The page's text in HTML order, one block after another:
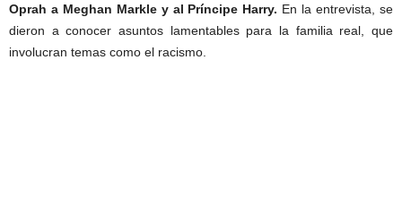
Oprah a Meghan Markle y al Príncipe Harry. En la entrevista, se
dieron a conocer asuntos lamentables para la familia real, que
involucran temas como el racismo.